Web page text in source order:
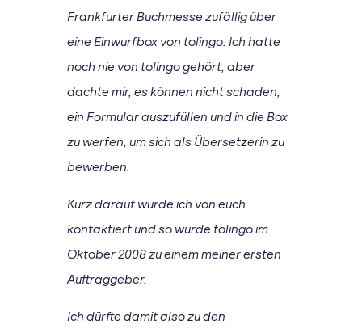
Frankfurter Buchmesse zufällig über
eine Einwurfbox von tolingo. Ich hatte
noch nie von tolingo gehört, aber
dachte mir, es können nicht schaden,
ein Formular auszufüllen und in die Box
zu werfen, um sich als Übersetzerin zu
bewerben.
Kurz darauf wurde ich von euch
kontaktiert und so wurde tolingo im
Oktober 2008 zu einem meiner ersten
Auftraggeber.
Ich dürfte damit also zu den